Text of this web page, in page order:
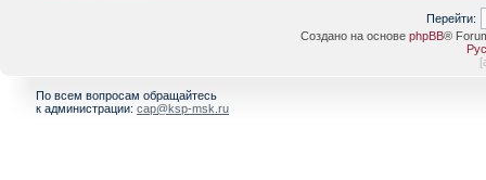
Перейти:
Создано на основе phpBB®
[
По всем вопросам обращайтесь
к администрации: cap@ksp-msk.ru